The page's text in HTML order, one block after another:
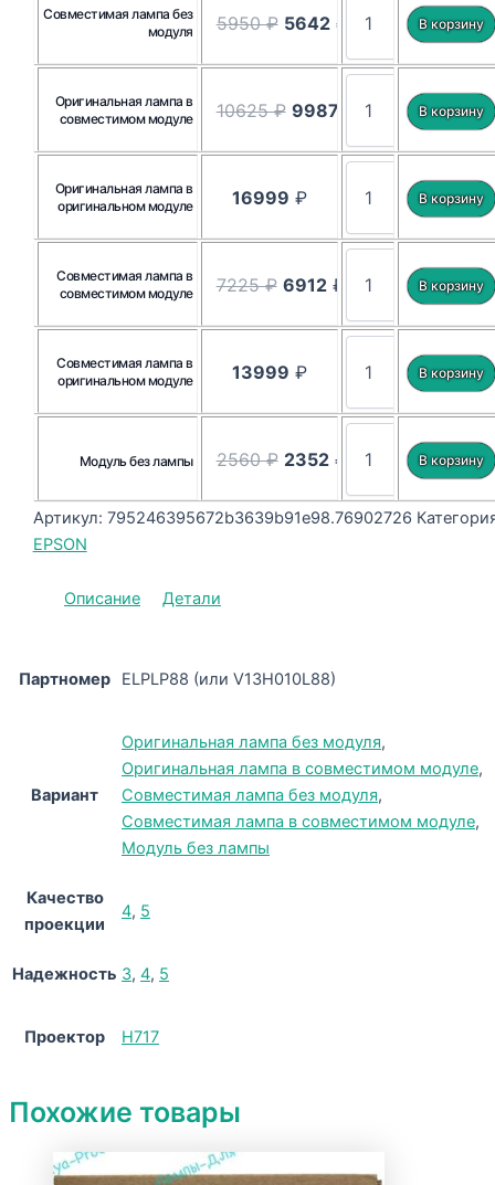
Совместимая лампа без
модуля
5950 ₽ 5642₽
Оригинальная лампа в
совместимом модуле
10625 ₽ 9987 ₽
Оригинальная лампа в
оригинальном модуле
16999 ₽
Совместимая лампа в
совместимом модуле
7225 ₽ 6912₽
Совместимая лампа в
оригинальном модуле
13999 ₽
Модуль без лампы 2560 ₽ 2352₽
Артикул: 795246395672b3639b91e98.76902726
EPSON
Описание Детали
Партномер ELPLP88 (или V13H010L88)
Вариант
Оригинальная лампа без модуля,
Оригинальная лампа в совместимом модуле,
Совместимая лампа без модуля,
Совместимая лампа в совместимом модуле,
Модуль без лампы
Качество
проекции
4, 5
Надежность 3, 4, 5
Проектор H717
Похожие товары